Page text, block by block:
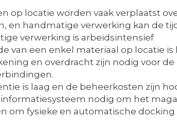
op locatie worden vaak verplaatst
en handmatige verwerking kan de
verwerking is arbeidsintensief
van een enkel materiaal op locatie is
en overdracht zijn nodig voor
is laag en de beheerkosten zijn
informatiesysteem nodig om het
om fysieke en automatische